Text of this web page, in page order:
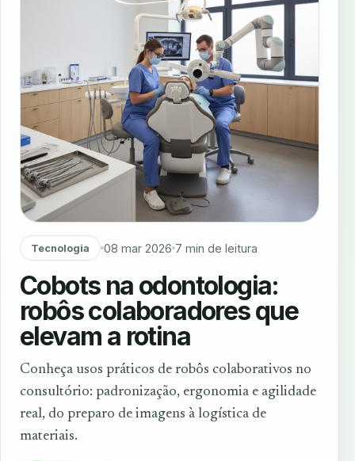
Tecnologia 08 mar 2026 7 min de leitura
Cobots na odontologia:
robôs colaboradores que
elevam a rotina
Conheça usos práticos de robôs colaborativos no
consultório: padronização, ergonomia e agilidade
real, do preparo de imagens à logística de
materiais.